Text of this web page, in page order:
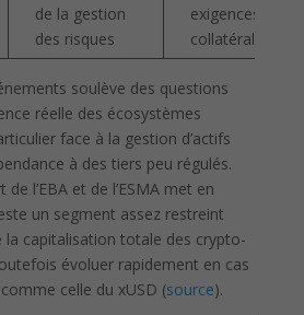
de la gestion
des risques
exigences de
collatéralisation
soulève des questions
réelle des écosystèmes
face à la gestion d’actifs
à des tiers peu régulés.
de l’EBA et de l’ESMA met en
un segment assez restreint
la capitalisation totale des crypto-
évoluer rapidement en cas
celle du xUSD (source).